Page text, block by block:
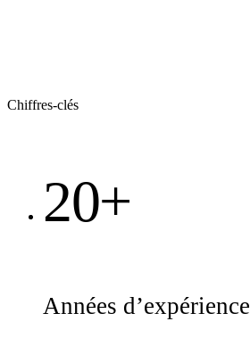
Chiffres-clés
20+
Années d’expérience